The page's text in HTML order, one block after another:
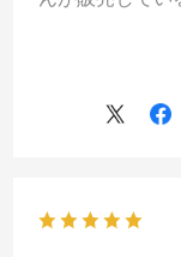
届いてすぐに
から育苗しま
やっと良い育